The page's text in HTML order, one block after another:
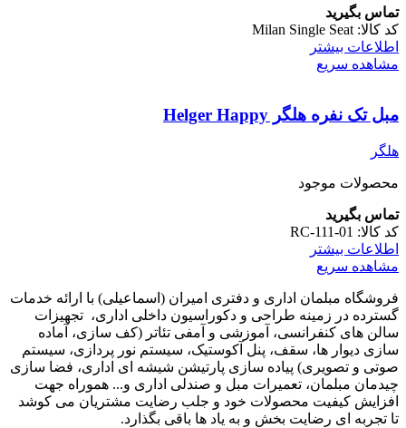
تماس بگیرید
کد کالا: Milan Single Seat
اطلاعات بیشتر
مشاهده سریع
مبل تک نفره هلگر Helger Happy
هلگر
محصولات موجود
تماس بگیرید
کد کالا: RC-111-01
اطلاعات بیشتر
مشاهده سریع
فروشگاه مبلمان اداری و دفتری امیران (اسماعیلی) با ارائه خدمات
گسترده در زمینه طراحی و دکوراسیون داخلی اداری‌، تجهیزات
سالن های کنفرانسی، آموزشی و آمفی تئاتر (کف سازی، آماده
سازی دیوار ها، سقف، پنل آکوستیک، سیستم نور پردازی، سیستم
صوتی و تصویری) پیاده سازی پارتیشن شیشه ای اداری، فضا سازی
چیدمان مبلمان، تعمیرات مبل و صندلی اداری و... هموراه جهت
افزایش کیفیت محصولات خود و جلب رضایت مشتریان می کوشد
تا تجربه ای رضایت بخش و به یاد ها باقی بگذارد.